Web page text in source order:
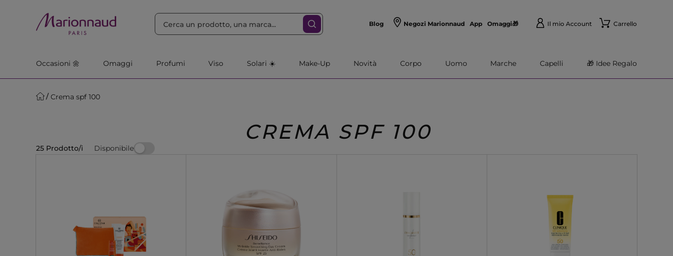
Blog Negozi Marionnaud App Omaggi🎁 Il mio Account Carrello
Occasioni 🌼 Omaggi Profumi Viso Solari ☀️ Make-Up Novità Corpo Uomo Marche Capelli 🎁 Idee Regalo
Crema spf 100
CREMA SPF 100
25 Prodotto/i Disponibile